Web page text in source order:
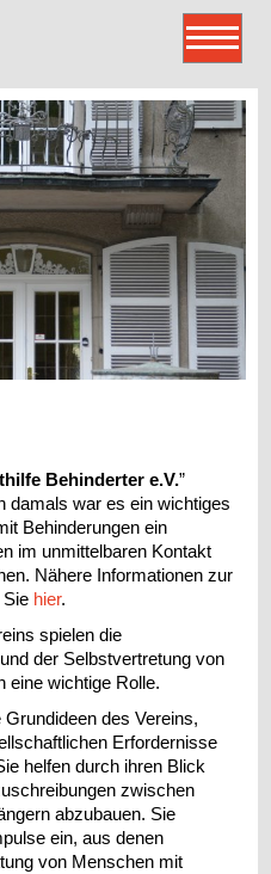
Behinderter e.V.”
damals war es ein wichtiges
Behinderungen ein
im unmittelbaren Kontakt
Nähere Informationen zur
Sie hier.
spielen die
der Selbstvertretung von
eine wichtige Rolle.
des Vereins,
Erfordernisse
helfen durch ihren Blick
zwischen
abzubauen. Sie
ein, aus denen
von Menschen mit